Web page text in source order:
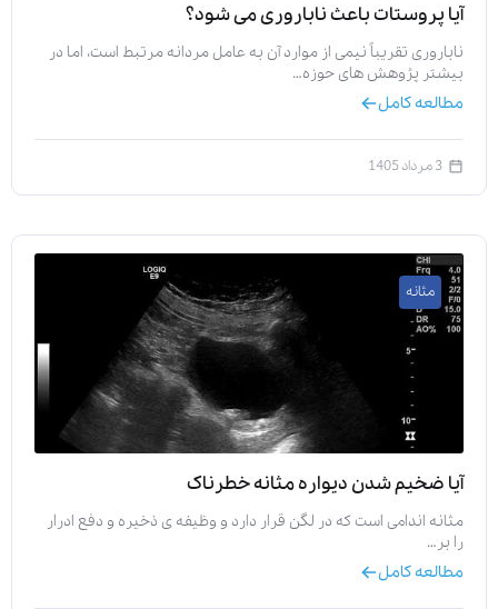
آیا پروستات باعث ناباروری می‌ شود؟
ناباروری تقریباً نیمی از موارد آن به عامل مردانه مرتبط است، اما در
بیشتر پژوهش‌ های حوزه…
مطالعه کامل
3 مرداد 1405
مثانه
آیا ضخیم شدن دیواره مثانه خطرناک
مثانه اندامی است که در لگن قرار دارد و وظیفه‌ ی ذخیره و دفع ادرار
را بر…
مطالعه کامل